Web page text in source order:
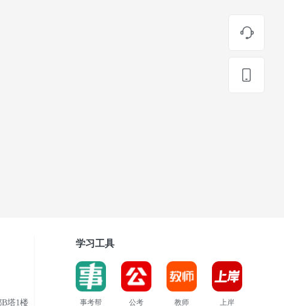
塔1楼
学习工具
事考帮 公考 教师 上岸